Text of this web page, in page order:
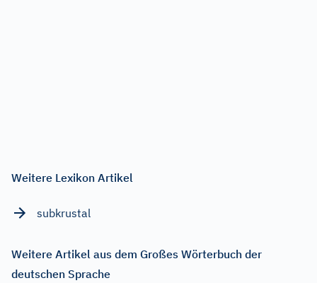
Weitere Lexikon Artikel
subkrustal
Weitere Artikel aus dem Großes Wörterbuch der
deutschen Sprache